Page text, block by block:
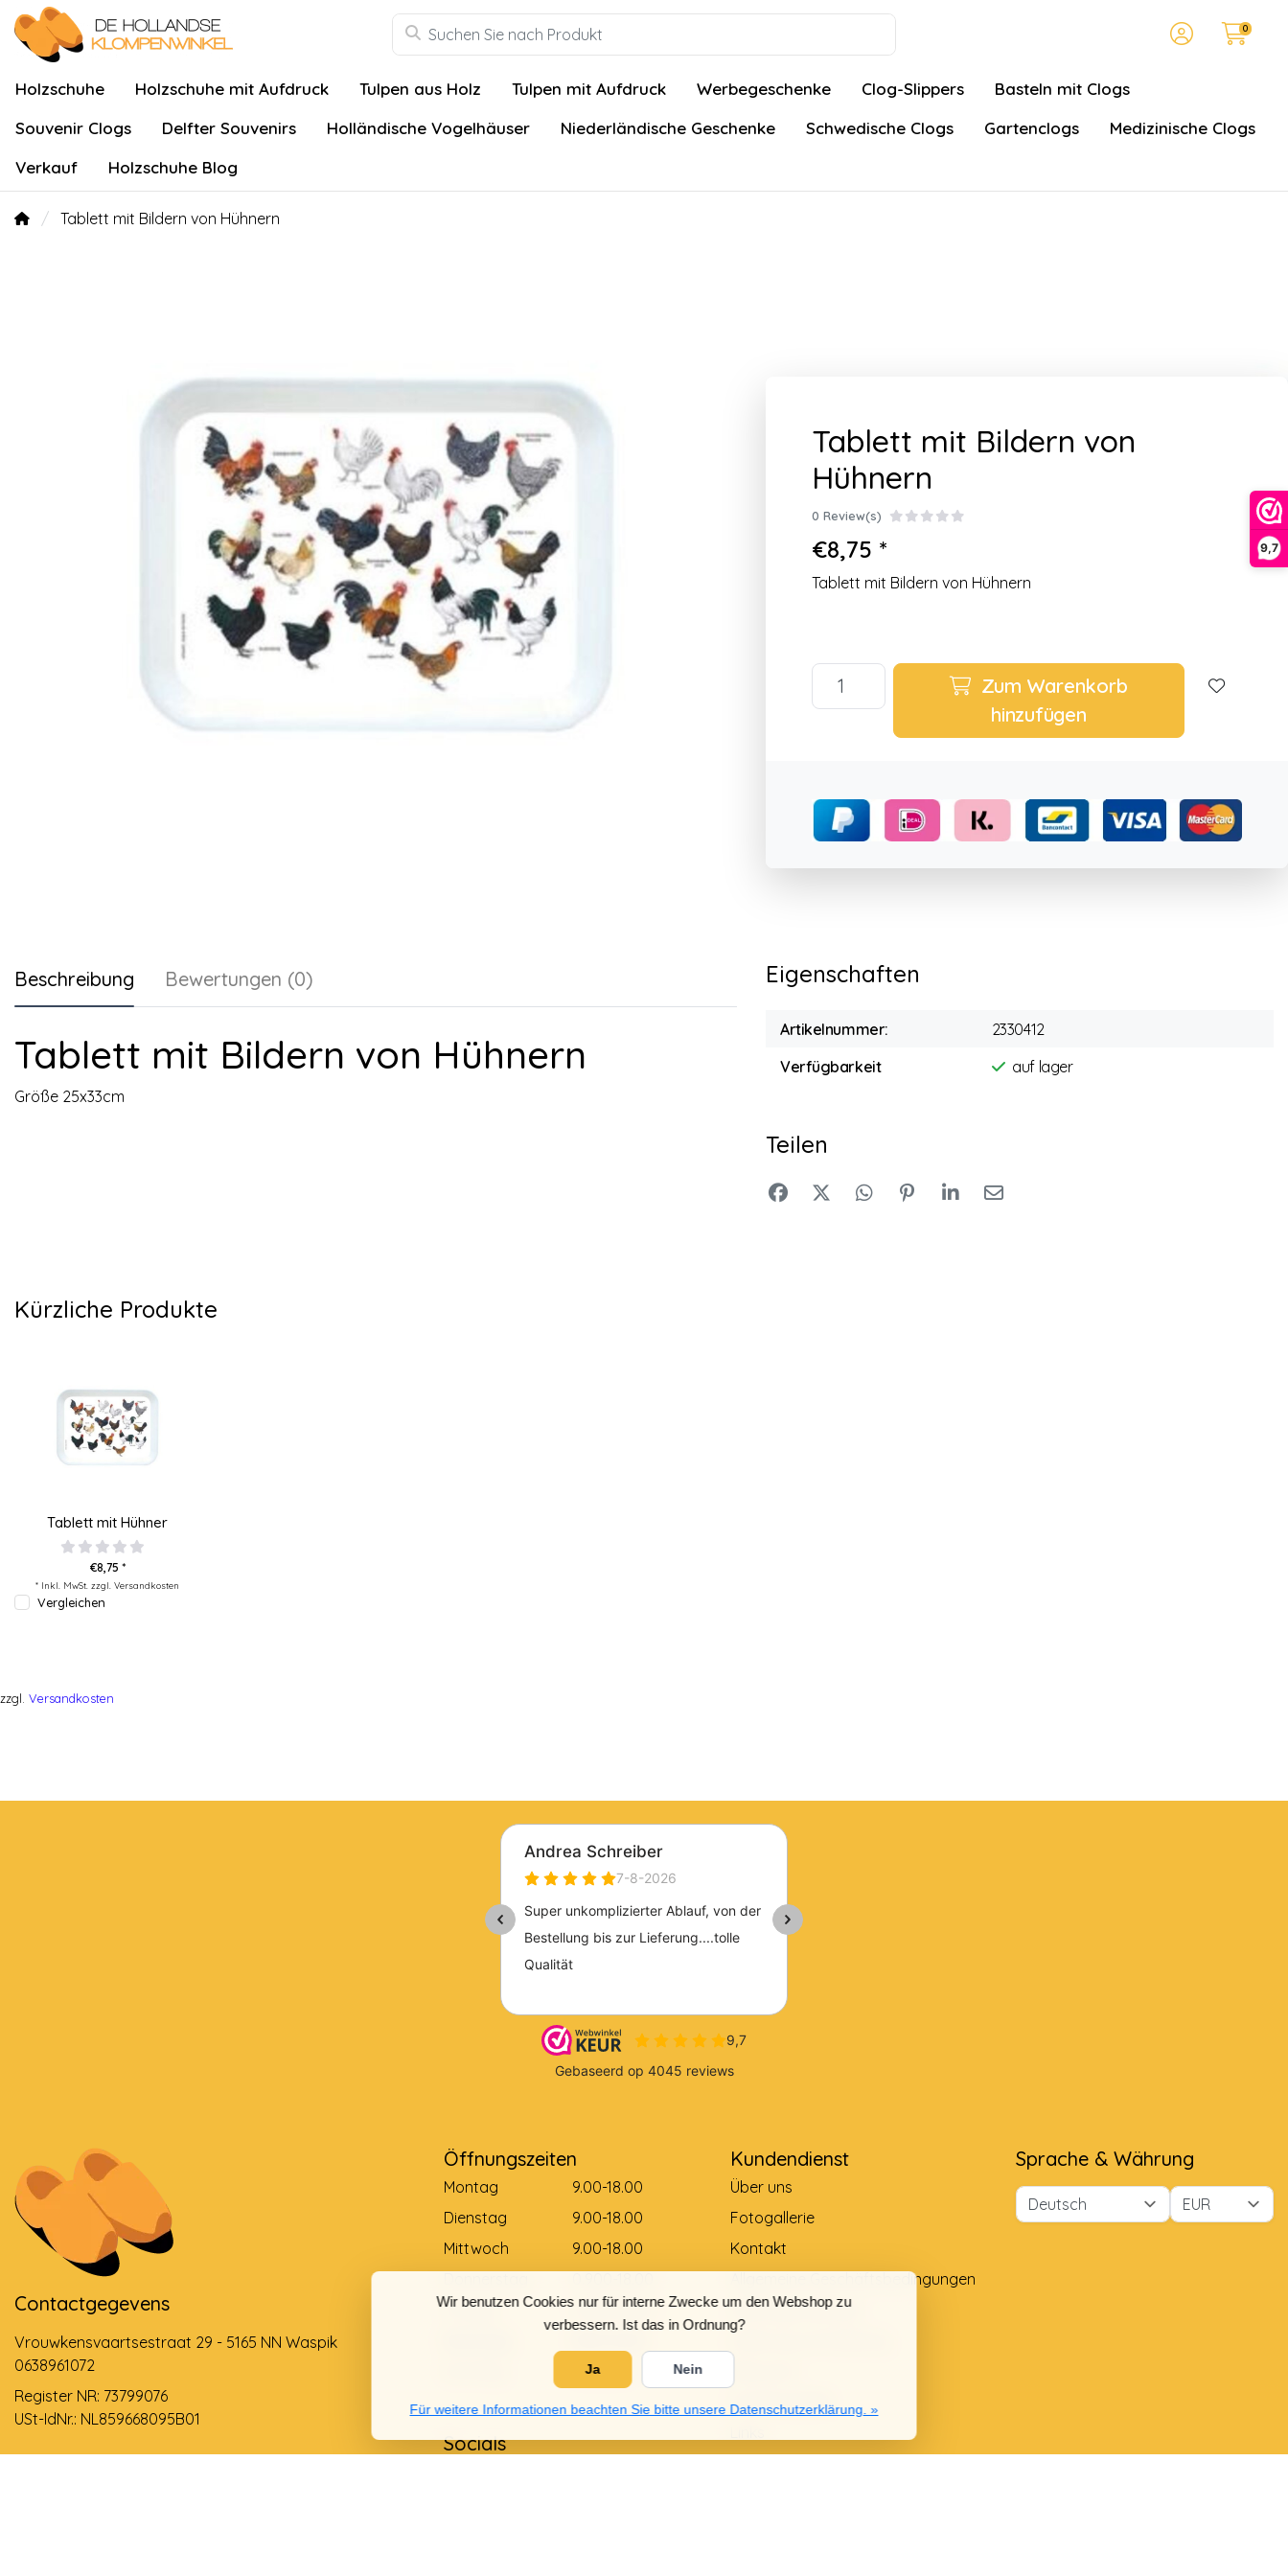
9,7
Wir benutzen Cookies nur für interne Zwecke um den Webshop zu
verbessern. Ist das in Ordnung?
Ja Nein
Für weitere Informationen beachten Sie bitte unsere Datenschutzerklärung. »
0
Holzschuhe Holzschuhe mit Aufdruck Tulpen aus Holz Tulpen mit Aufdruck Werbegeschenke Clog-Slippers
Basteln mit Clogs
Souvenir Clogs
Delfter Souvenirs Holländische Vogelhäuser Niederländische Geschenke Schwedische Clogs Gartenclogs
Medizinische Clogs
Verkauf
Holzschuhe Blog
Tablett mit Bildern von Hühnern
Tablett mit Bildern von
Hühnern
0 Review(s)
€8,75 *
Tablett mit Bildern von Hühnern
Zum Warenkorb
hinzufügen
Beschreibung Bewertungen (0)
Tablett mit Bildern von Hühnern
Größe 25x33cm
Eigenschaften
Artikelnummer:
2330412
Verfügbarkeit
auf lager
Teilen
Kürzliche Produkte
Tablett mit Hühner
€8,75 *
* Inkl. MwSt. zzgl. Versandkosten
Vergleichen
zzgl. Versandkosten
Contactgegevens
Vrouwkensvaartsestraat 29 - 5165 NN Waspik
0638961072
Register NR: 73799076
USt-IdNr.: NL859668095B01
Öffnungszeiten
Montag
9.00-18.00
Dienstag
9.00-18.00
Mittwoch
9.00-18.00
Freitag
0.900-18.00
Gesloten
Socials
Kundendienst
Über uns
Fotogallerie
Kontakt
Allgemeine Geschäftsbedingungen
Zahlungsmethode
Größentabelle
Sprache & Währung